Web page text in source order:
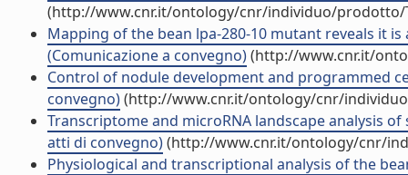
(http://www.cnr.it/ontology/cnr/individuo/prodotto/
Mapping of the bean lpa-280-10 mutant reveals it
(Comunicazione a convegno)(http://www.cnr.it/
Control of nodule development and programmed
convegno)(http://www.cnr.it/ontology/cnr/
Transcriptome and microRNA landscape analysis
atti di convegno)(http://www.cnr.it/ontology/cnr/
Physiological and transcriptional analysis of the